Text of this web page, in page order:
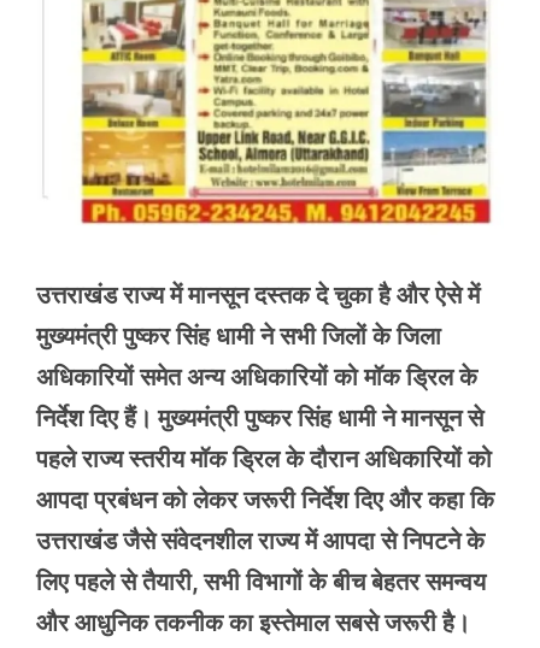
उत्तराखंड राज्य में मानसून दस्तक दे चुका है और ऐसे में
मुख्यमंत्री पुष्कर सिंह धामी ने सभी जिलों के जिला
अधिकारियों समेत अन्य अधिकारियों को मॉक ड्रिल के
निर्देश दिए हैं। मुख्यमंत्री पुष्कर सिंह धामी ने मानसून से
पहले राज्य स्तरीय मॉक ड्रिल के दौरान अधिकारियों को
आपदा प्रबंधन को लेकर जरूरी निर्देश दिए और कहा कि
उत्तराखंड जैसे संवेदनशील राज्य में आपदा से निपटने के
लिए पहले से तैयारी, सभी विभागों के बीच बेहतर समन्वय
और आधुनिक तकनीक का इस्तेमाल सबसे जरूरी है।